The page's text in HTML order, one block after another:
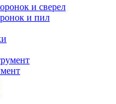
и сверел
и пил